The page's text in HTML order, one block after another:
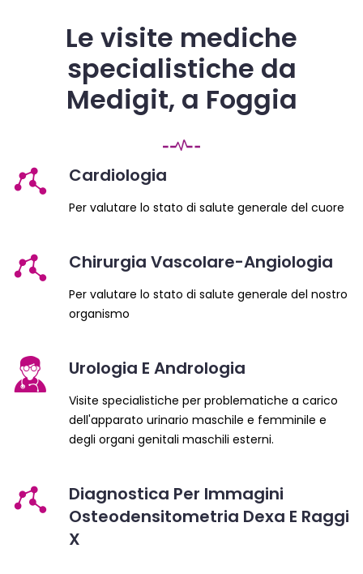
Le visite mediche
specialistiche da
Medigit, a Foggia
Cardiologia
Per valutare lo stato di salute generale del cuore
Chirurgia Vascolare-Angiologia
Per valutare lo stato di salute generale del nostro
organismo
Urologia E Andrologia
Visite specialistiche per problematiche a carico
dell'apparato urinario maschile e femminile e
degli organi genitali maschili esterni.
Diagnostica Per Immagini
Osteodensitometria Dexa E Raggi
X